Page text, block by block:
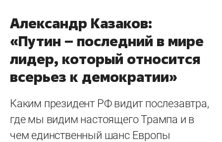
Александр Казаков:
«Путин – последний в мире
лидер, который относится
всерьез к демократии»
Каким президент РФ видит послезавтра,
где мы видим настоящего Трампа и в
чем единственный шанс Европы